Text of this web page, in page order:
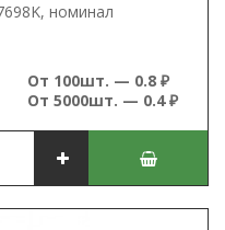
номинал
От 100шт. — 0.8 ₽
От 5000шт. — 0.4 ₽